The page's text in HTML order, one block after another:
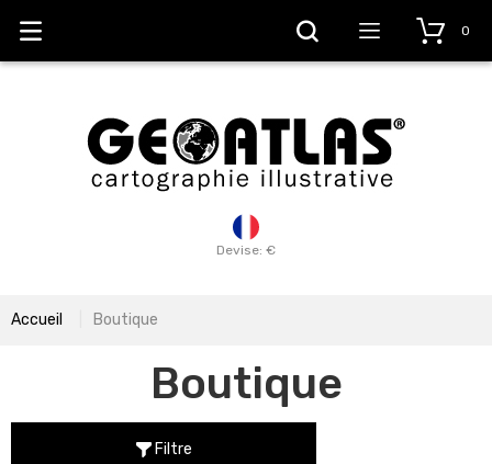
Devise: €
0
Accueil Boutique
Boutique
Filtre